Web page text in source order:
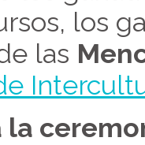
los
las
la